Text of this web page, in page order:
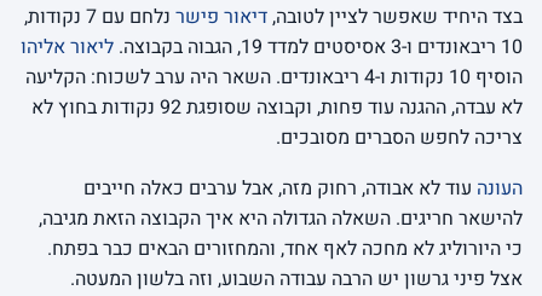
בצד היחיד שאפשר לציין לטובה,דיאור פישר
נלחם עם 7 נקודות,
10 ריבאונדים ו-3 אסיסטים למדד 19, הגבוה בקבוצה.
ליאור אליהו
הוסיף 10 נקודות ו-4 ריבאונדים. השאר היה ערב לשכוח: הקליעה
לא עבדה, ההגנה עוד פחות, וקבוצה שסופגת 92 נקודות בחוץ לא
צריכה לחפש הסברים מסובכים.
העונה עוד לא אבודה, רחוק מזה, אבל ערבים כאלה חייבים
להישאר חריגים. השאלה הגדולה היא איך הקבוצה הזאת מגיבה,
כי היורוליג לא מחכה לאף אחד, והמחזורים הבאים כבר בפתח.
אצל פיני גרשון יש הרבה עבודה השבוע, וזה בלשון המעטה.